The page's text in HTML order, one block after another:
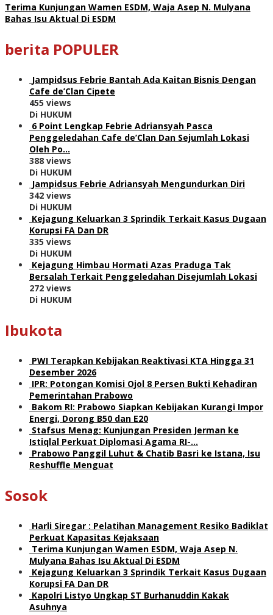
Terima Kunjungan Wamen ESDM, Waja Asep N. Mulyana
Bahas Isu Aktual Di ESDM
berita POPULER
Jampidsus Febrie Bantah Ada Kaitan Bisnis Dengan
Cafe de’Clan Cipete
455 views
Di HUKUM
6 Point Lengkap Febrie Adriansyah Pasca
Penggeledahan Cafe de’Clan Dan Sejumlah Lokasi
Oleh Po…
388 views
Di HUKUM
Jampidsus Febrie Adriansyah Mengundurkan Diri
342 views
Di HUKUM
Kejagung Keluarkan 3 Sprindik Terkait Kasus Dugaan
Korupsi FA Dan DR
335 views
Di HUKUM
Kejagung Himbau Hormati Azas Praduga Tak
Bersalah Terkait Penggeledahan Disejumlah Lokasi
272 views
Di HUKUM
Ibukota
PWI Terapkan Kebijakan Reaktivasi KTA Hingga 31
Desember 2026
IPR: Potongan Komisi Ojol 8 Persen Bukti Kehadiran
Pemerintahan Prabowo
Bakom RI: Prabowo Siapkan Kebijakan Kurangi Impor
Energi, Dorong B50 dan E20
Stafsus Menag: Kunjungan Presiden Jerman ke
Istiqlal Perkuat Diplomasi Agama RI-…
Prabowo Panggil Luhut & Chatib Basri ke Istana, Isu
Reshuffle Menguat
Sosok
Harli Siregar : Pelatihan Management Resiko Badiklat
Perkuat Kapasitas Kejaksaan
Terima Kunjungan Wamen ESDM, Waja Asep N.
Mulyana Bahas Isu Aktual Di ESDM
Kejagung Keluarkan 3 Sprindik Terkait Kasus Dugaan
Korupsi FA Dan DR
Kapolri Listyo Ungkap ST Burhanuddin Kakak
Asuhnya